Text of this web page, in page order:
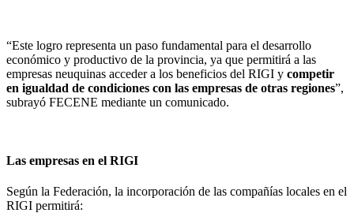
“Este logro representa un paso fundamental para el desarrollo
económico y productivo de la provincia, ya que permitirá a las
empresas neuquinas acceder a los beneficios del RIGI y competir
en igualdad de condiciones con las empresas de otras regiones”,
subrayó FECENE mediante un comunicado.
Las empresas en el RIGI
Según la Federación, la incorporación de las compañías locales en el
RIGI permitirá: